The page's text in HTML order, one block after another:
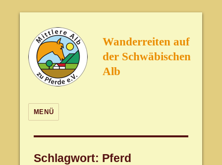
Wanderreiten auf
der Schwäbischen
Alb
MENÜ
Schlagwort: Pferd